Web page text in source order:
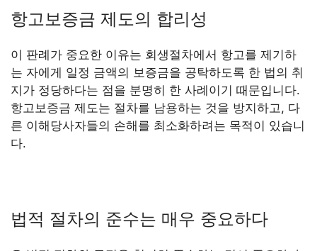
항고보증금 제도의 합리성
이 판례가 중요한 이유는 회생절차에서 항고를 제기하
는 자에게 일정 금액의 보증금을 공탁하도록 한 법의 취
지가 정당하다는 점을 분명히 한 사례이기 때문입니다.
항고보증금 제도는 절차를 남용하는 것을 방지하고, 다
른 이해당사자들의 손해를 최소화하려는 목적이 있습니
다.
법적 절차의 준수는 매우 중요하다